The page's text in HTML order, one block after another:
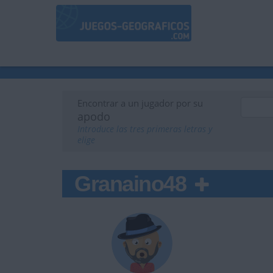
Encontrar a un jugador por su
apodo
Granaino48